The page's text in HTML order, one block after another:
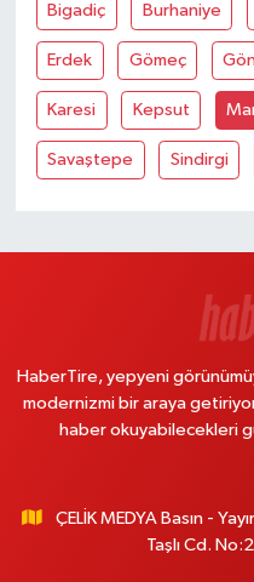
Bigadiç Burhaniye
Erdek Gömeç
Karesi Kepsut
Savaştepe Sindirgi
HaberTire, yepyeni
modernizmi bir araya
haber okuyabilecekleri
ÇELİK MEDYA Basın -
Taşlı Cd.